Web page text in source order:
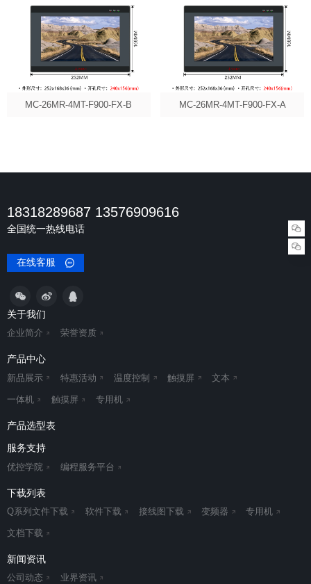
MC-26MR-4MT-F900-FX-B MC-26MR-4MT-F900-FX-A
18318289687 13576909616
全国统一热线电话
在线客服
关于我们
企业简介 荣誉资质
产品中心
新品展示 特惠活动 温度控制 触摸屏 文本
一体机 触摸屏 专用机
产品选型表
服务支持
优控学院 编程服务平台
下载列表
Q系列文件下载 软件下载 接线图下载 变频器 专用机
文档下载
新闻资讯
公司动态 业界资讯